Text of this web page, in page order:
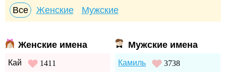
Все Женские Мужские
Женские имена
Кай 1411
Мужские имена
Камиль 3738